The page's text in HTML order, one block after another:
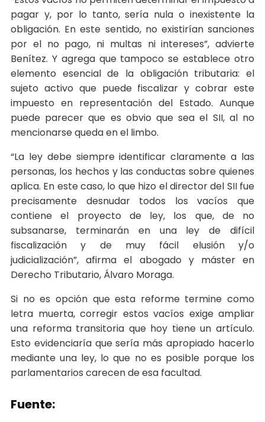
pagar y, por lo tanto, sería nula o inexistente la
obligación. En este sentido, no existirían sanciones
por el no pago, ni multas ni intereses”, advierte
Benítez. Y agrega que tampoco se establece otro
elemento esencial de la obligación tributaria: el
sujeto activo que puede fiscalizar y cobrar este
impuesto en representación del Estado. Aunque
puede parecer que es obvio que sea el SII, al no
mencionarse queda en el limbo.
“La ley debe siempre identificar claramente a las
personas, los hechos y las conductas sobre quienes
aplica. En este caso, lo que hizo el director del SII fue
precisamente desnudar todos los vacíos que
contiene el proyecto de ley, los que, de no
subsanarse, terminarán en una ley de difícil
fiscalización y de muy fácil elusión y/o
judicialización”, afirma el abogado y máster en
Derecho Tributario, Álvaro Moraga.
Si no es opción que esta reforme termine como
letra muerta, corregir estos vacíos exige ampliar
una reforma transitoria que hoy tiene un artículo.
Esto evidenciaría que sería más apropiado hacerlo
mediante una ley, lo que no es posible porque los
parlamentarios carecen de esa facultad.
Fuente: